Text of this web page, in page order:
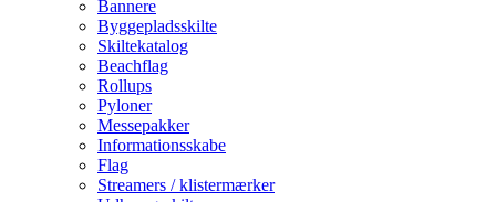
Bannere
Byggepladsskilte
Skiltekatalog
Beachflag
Rollups
Pyloner
Messepakker
Informationsskabe
Flag
Streamers / klistermærker